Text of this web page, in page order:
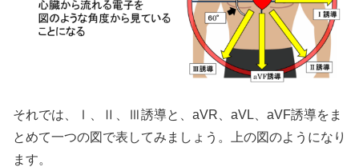
それでは、Ⅰ、Ⅱ、Ⅲ誘導と、aVR、aVL、aVF誘導をま
とめて一つの図で表してみましょう。上の図のようになり
ます。